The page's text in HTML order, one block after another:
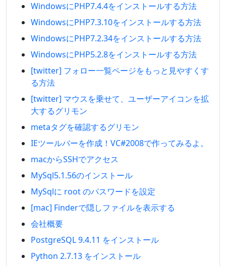
WindowsにPHP7.4.4をインストールする方法
WindowsにPHP7.3.10をインストールする方法
WindowsにPHP7.2.34をインストールする方法
WindowsにPHP5.2.8をインストールする方法
[twitter] フォロー一覧ページをもっと見やすくす
る方法
[twitter] マウスを乗せて、ユーザーアイコンを拡
大するグリモン
metaタグを確認するグリモン
IEツールバーを作成！VC#2008で作ってみるよ。
macからSSHでアクセス
MySql5.1.56のインストール
MySqlに root のパスワードを設定
[mac] Finderで隠しファイルを表示する
会社概要
PostgreSQL 9.4.11 をインストール
Python 2.7.13 をインストール